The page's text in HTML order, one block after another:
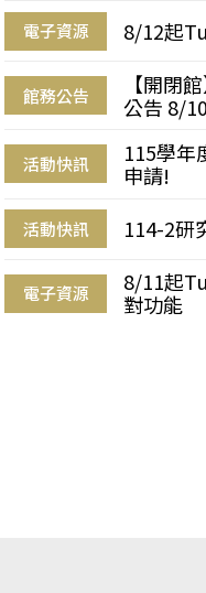
電子資源 8/12起
館務公告
【開閉
公告 8/
活動快訊
115學年
申請!
活動快訊 114-2研
電子資源
8/11起
對功能